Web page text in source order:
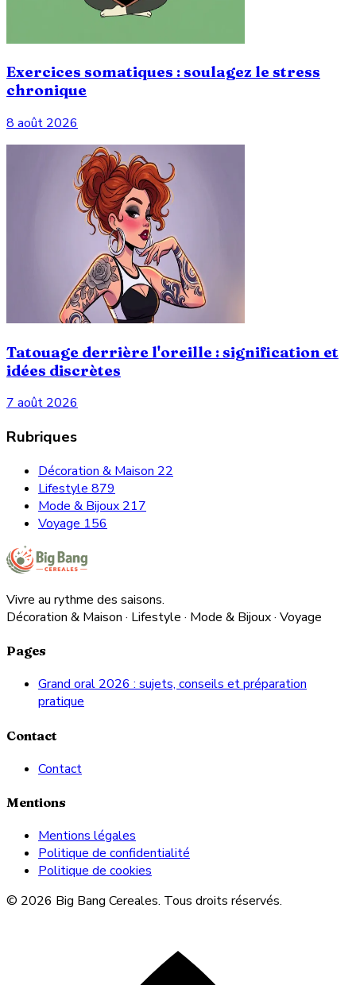
Exercices somatiques : soulagez le stress
chronique
8 août 2026
Tatouage derrière l'oreille : signification et
idées discrètes
7 août 2026
Rubriques
Décoration & Maison 22
Lifestyle 879
Mode & Bijoux 217
Voyage 156
Vivre au rythme des saisons.
Décoration & Maison · Lifestyle · Mode & Bijoux · Voyage
Pages
Grand oral 2026 : sujets, conseils et préparation
pratique
Contact
Contact
Mentions
Mentions légales
Politique de confidentialité
Politique de cookies
© 2026 Big Bang Cereales. Tous droits réservés.